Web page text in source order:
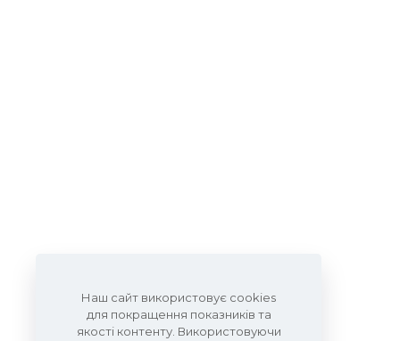
Наш сайт використовує cookies
для покращення показників та
якості контенту. Використовуючи